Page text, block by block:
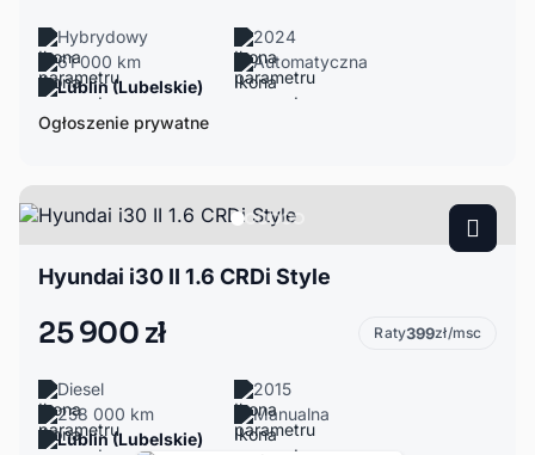
Hybrydowy
2024
61 000 km
Automatyczna
Lublin (Lubelskie)
Ogłoszenie prywatne
Hyundai i30 II 1.6 CRDi Style
25 900 zł Raty399zł/msc
Diesel
2015
258 000 km
Manualna
Lublin (Lubelskie)